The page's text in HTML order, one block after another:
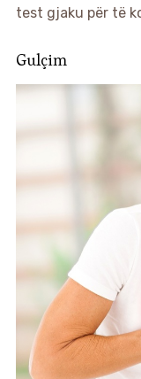
test gjaku për të
Gulçim